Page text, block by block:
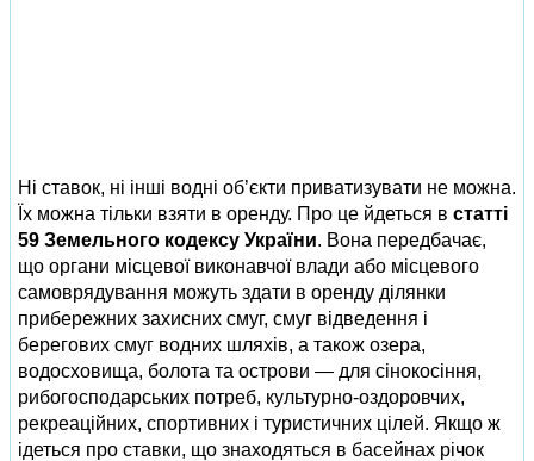
Ні ставок, ні інші водні об’єкти приватизувати не можна.
Їх можна тільки взяти в оренду. Про це йдеться в статті
59 Земельного кодексу України. Вона передбачає,
що органи місцевої виконавчої влади або місцевого
самоврядування можуть здати в оренду ділянки
прибережних захисних смуг, смуг відведення і
берегових смуг водних шляхів, а також озера,
водосховища, болота та острови — для сінокосіння,
рибогосподарських потреб, культурно-оздоровчих,
рекреаційних, спортивних і туристичних цілей. Якщо ж
ідеться про ставки, що знаходяться в басейнах річок